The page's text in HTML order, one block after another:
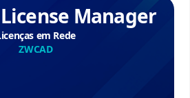
Manager
em Rede
ZWCAD